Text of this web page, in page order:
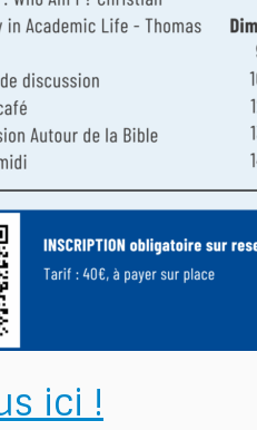
ici !